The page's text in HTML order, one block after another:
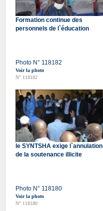
Formation continue des
personnels de l`éducation
Photo N° 118182
Voir la photo
N° 118182
le SYNTSHA exige l`annulation
de la soutenance illicite
Photo N° 118180
Voir la photo
N° 118180